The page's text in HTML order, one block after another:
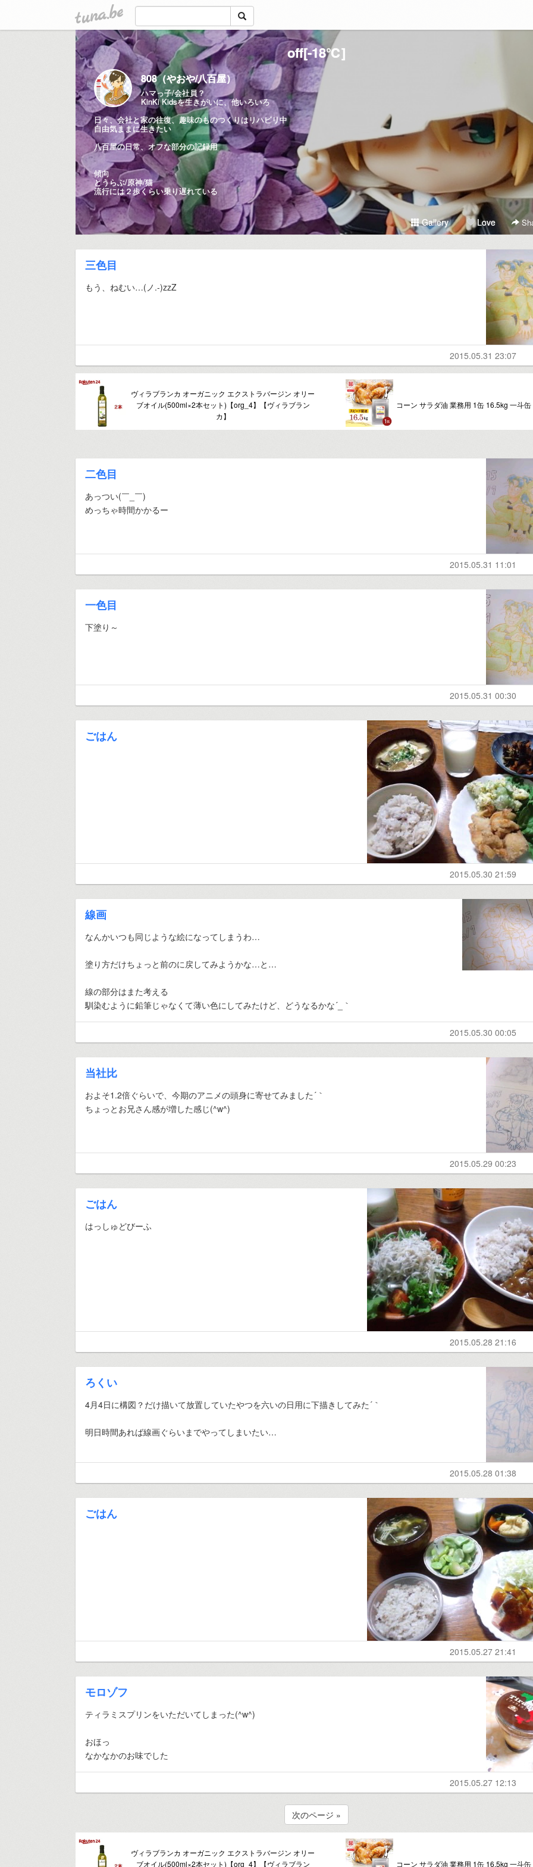
tuna.be
off[-18℃]
808（やおや/八百屋）
ハマっ子/会社員？
KinKi Kidsを生きがいに、他いろいろ
日々、会社と家の往復、趣味のものつくりはリハビリ中
自由気ままに生きたい
八百屋の日常、オフな部分の記録用
傾向
とうらぶ/原神/猫
流行には２歩くらい乗り遅れている
Gallery Love
三色目
もう、ねむい…(ノ.-)zzZ
2015.05.31 23:07
ヴィラブランカ オーガニック エクストラバージン オリー
ブオイル(500ml×2本セット)【org_4】【ヴィラブラン
カ】
コーン サラダ油 業務用 1缶 16.5kg 一斗缶
二色目
あっつい(￣_￣)
めっちゃ時間かかるー
2015.05.31 11:01
一色目
下塗り～
2015.05.31 00:30
ごはん
2015.05.30 21:59
線画
なんかいつも同じような絵になってしまうわ…
塗り方だけちょっと前のに戻してみようかな…と…
線の部分はまた考える
馴染むように鉛筆じゃなくて薄い色にしてみたけど、どうなるかな´_｀
2015.05.30 00:05
当社比
およそ1.2倍ぐらいで、今期のアニメの頭身に寄せてみました´｀
ちょっとお兄さん感が増した感じ(^w^)
2015.05.29 00:23
ごはん
はっしゅどびーふ
2015.05.28 21:16
ろくい
4月4日に構図？だけ描いて放置していたやつを六いの日用に下描きしてみた´｀
明日時間あれば線画ぐらいまでやってしまいたい…
2015.05.28 01:38
ごはん
2015.05.27 21:41
モロゾフ
ティラミスプリンをいただいてしまった(^w^)
おほっ
なかなかのお味でした
2015.05.27 12:13
次のページ »
ヴィラブランカ オーガニック エクストラバージン オリー
ブオイル(500ml×2本セット)【org_4】【ヴィラブラン
コーン サラダ油 業務用 1缶 16.5kg 一斗缶